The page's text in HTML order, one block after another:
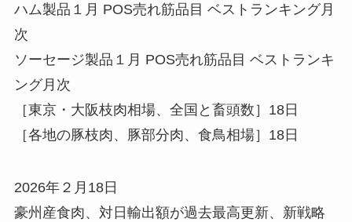
ハム製品１月 POS売れ筋品目 ベストランキング月
次
ソーセージ製品１月 POS売れ筋品目 ベストランキ
ング月次
［東京・大阪枝肉相場、全国と畜頭数］18日
［各地の豚枝肉、豚部分肉、食鳥相場］18日
2026年２月18日
豪州産食肉、対日輸出額が過去最高更新、新戦略